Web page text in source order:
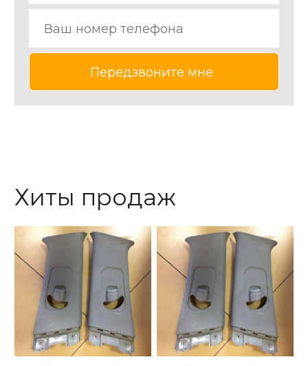
Хиты продаж